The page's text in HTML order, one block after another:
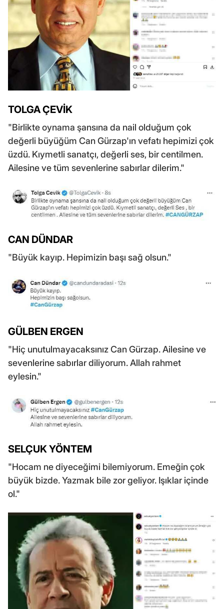
TOLGA ÇEVİK
"Birlikte oynama şansına da nail olduğum çok
değerli büyüğüm Can Gürzap'ın vefatı hepimizi çok
üzdü. Kıymetli sanatçı, değerli ses, bir centilmen.
Ailesine ve tüm sevenlerine sabırlar dilerim."
CAN DÜNDAR
"Büyük kayıp. Hepimizin başı sağ olsun."
GÜLBEN ERGEN
"Hiç unutulmayacaksınız Can Gürzap. Ailesine ve
sevenlerine sabırlar diliyorum. Allah rahmet
eylesin."
SELÇUK YÖNTEM
"Hocam ne diyeceğimi bilemiyorum. Emeğin çok
büyük bizde. Yazmak bile zor geliyor. Işıklar içinde
ol."